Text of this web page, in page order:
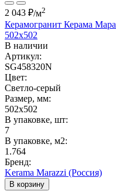
2 043 ₽/м2
Керамогранит Керама
502x502
В наличии
Артикул:
SG458320N
Цвет:
Светло-серый
Размер, мм:
502x502
В упаковке, шт:
7
В упаковке, м2:
1.764
Бренд:
Kerama Marazzi (Россия)
В корзину